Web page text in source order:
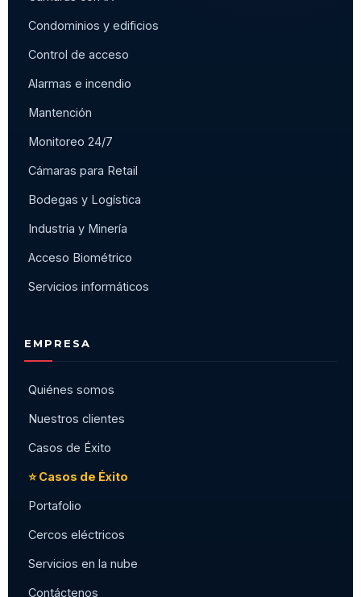
Condominios y edificios
Control de acceso
Alarmas e incendio
Mantención
Monitoreo 24/7
Cámaras para Retail
Bodegas y Logística
Industria y Minería
Acceso Biométrico
Servicios informáticos
EMPRESA
Quiénes somos
Nuestros clientes
Casos de Éxito
⭐ Casos de Éxito
Portafolio
Cercos eléctricos
Servicios en la nube
Contáctenos